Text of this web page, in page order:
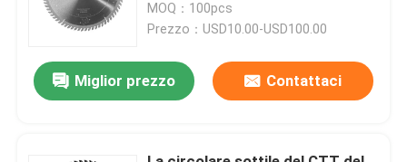
dell'incrocio del truciolato
MOQ：100pcs
Prezzo：USD10.00-USD100.00
Miglior prezzo Contattaci